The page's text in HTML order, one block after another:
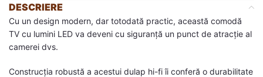
DESCRIERE
Cu un design modern, dar totodată practic, această comodă
TV cu lumini LED va deveni cu siguranță un punct de atracție al
camerei dvs.
Construcția robustă a acestui dulap hi-fi îi conferă o durabilitate